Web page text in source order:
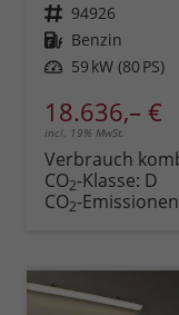
Fahrzeugnr. 94926
Kraftstoff Benzin
Leistung 59 kW (80 PS)
18.636,– €
incl. 19% MwSt.
Verbrauch
CO2-Klasse: D
CO2-